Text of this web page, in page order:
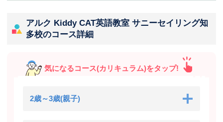
アルク Kiddy CAT英語教室 サニーセイリング知
多校のコース詳細
気になるコース(カリキュラム)をタップ!
2歳～3歳(親子)